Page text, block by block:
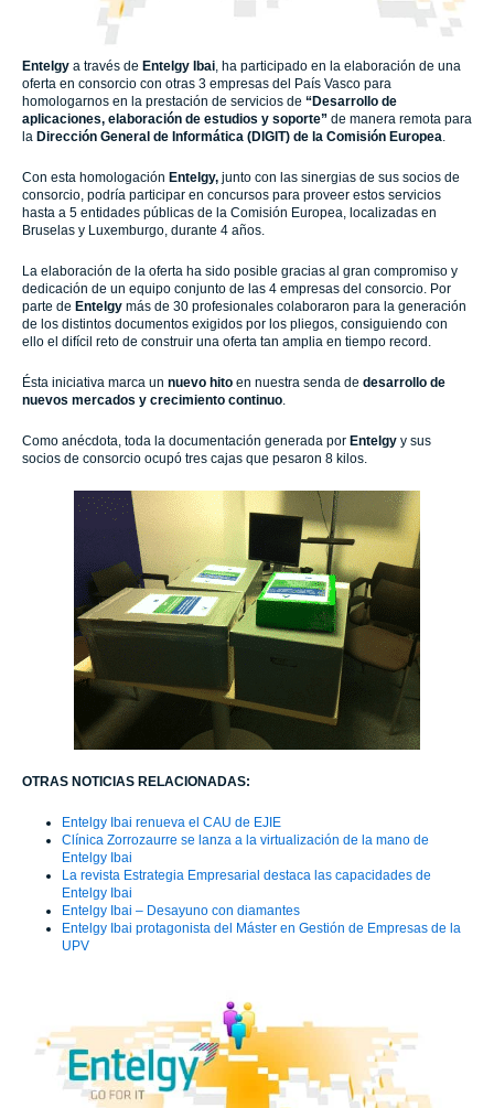
Entelgy a través de Entelgy Ibai, ha participado en la elaboración de una
oferta en consorcio con otras 3 empresas del País Vasco para
homologarnos en la prestación de servicios de “Desarrollo de
aplicaciones, elaboración de estudios y soporte” de manera remota para
la Dirección General de Informática (DIGIT) de la Comisión Europea.
Con esta homologación Entelgy, junto con las sinergias de sus socios de
consorcio, podría participar en concursos para proveer estos servicios
hasta a 5 entidades públicas de la Comisión Europea, localizadas en
Bruselas y Luxemburgo, durante 4 años.
La elaboración de la oferta ha sido posible gracias al gran compromiso y
dedicación de un equipo conjunto de las 4 empresas del consorcio. Por
parte de Entelgy más de 30 profesionales colaboraron para la generación
de los distintos documentos exigidos por los pliegos, consiguiendo con
ello el difícil reto de construir una oferta tan amplia en tiempo record.
Ésta iniciativa marca un nuevo hito en nuestra senda de desarrollo de
nuevos mercados y crecimiento continuo.
Como anécdota, toda la documentación generada por Entelgy y sus
socios de consorcio ocupó tres cajas que pesaron 8 kilos.
OTRAS NOTICIAS RELACIONADAS:
Entelgy Ibai renueva el CAU de EJIE
Clínica Zorrozaurre se lanza a la virtualización de la mano de
Entelgy Ibai
La revista Estrategia Empresarial destaca las capacidades de
Entelgy Ibai
Entelgy Ibai – Desayuno con diamantes
Entelgy Ibai protagonista del Máster en Gestión de Empresas de la
UPV